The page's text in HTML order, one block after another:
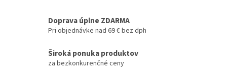
Doprava úplne ZDARMA
Pri objednávke nad 69 € bez dph
Široká ponuka produktov
za bezkonkurenčné ceny